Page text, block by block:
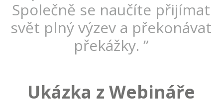
Společně se naučíte přijímat
svět plný výzev a překonávat
překážky. ”
Ukázka z Webináře